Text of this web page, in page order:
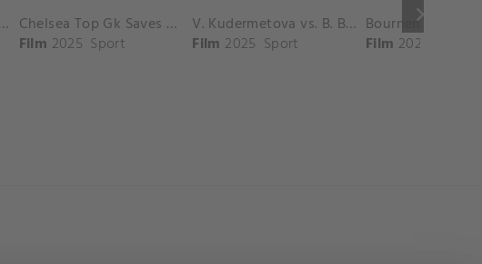
keyboard_arrow_right
Liverpool Top Shots vs. Fulham
Chelsea Top Gk Saves vs. Crystal Palace
Film 2025 Sport
V. Kudermetova vs. B. Bencic Match Highlights - CINCINNATI_Champions Court ( August 10, 2025)
Film 2025 Sport Film 2025